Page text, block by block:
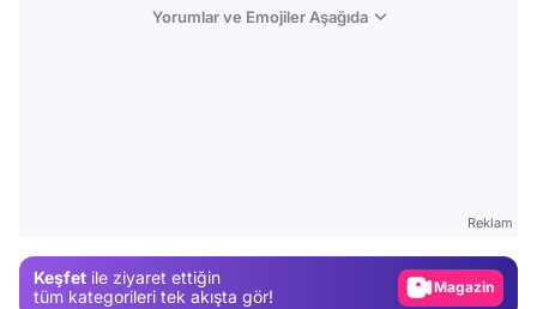
Yorumlar ve Emojiler Aşağıda
Reklam
Keşfet ile ziyaret ettiğin
tüm kategorileri tek akışta gör!
Magazin